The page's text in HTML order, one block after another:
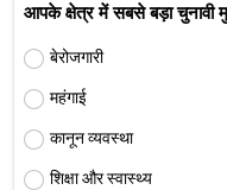
आपके क्षेत्र में सबसे बड़ा चुनावी
बेरोजगारी
महंगाई
कानून व्यवस्था
शिक्षा और स्वास्थ्य